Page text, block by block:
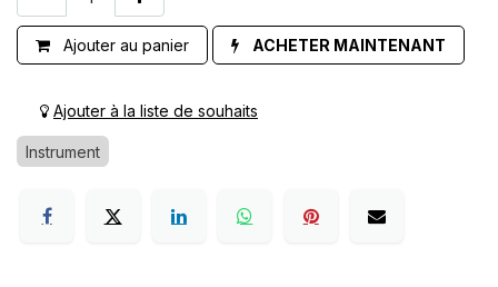
Ajouter au panier ACHETER MAINTENANT
Ajouter à la liste de souhaits
Instrument